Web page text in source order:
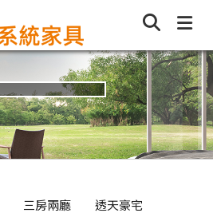
三房兩廳
透天豪宅